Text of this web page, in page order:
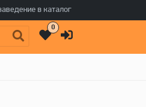
в каталог
0